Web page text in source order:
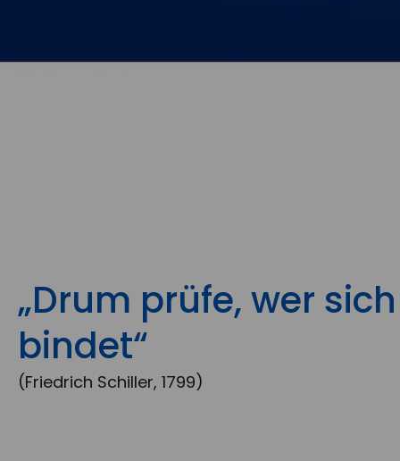
„Drum prüfe, wer
bindet“
(Friedrich Schiller, 1799)